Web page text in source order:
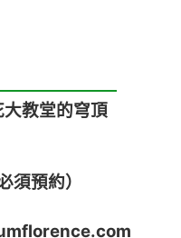
教堂的穹頂
須預約）